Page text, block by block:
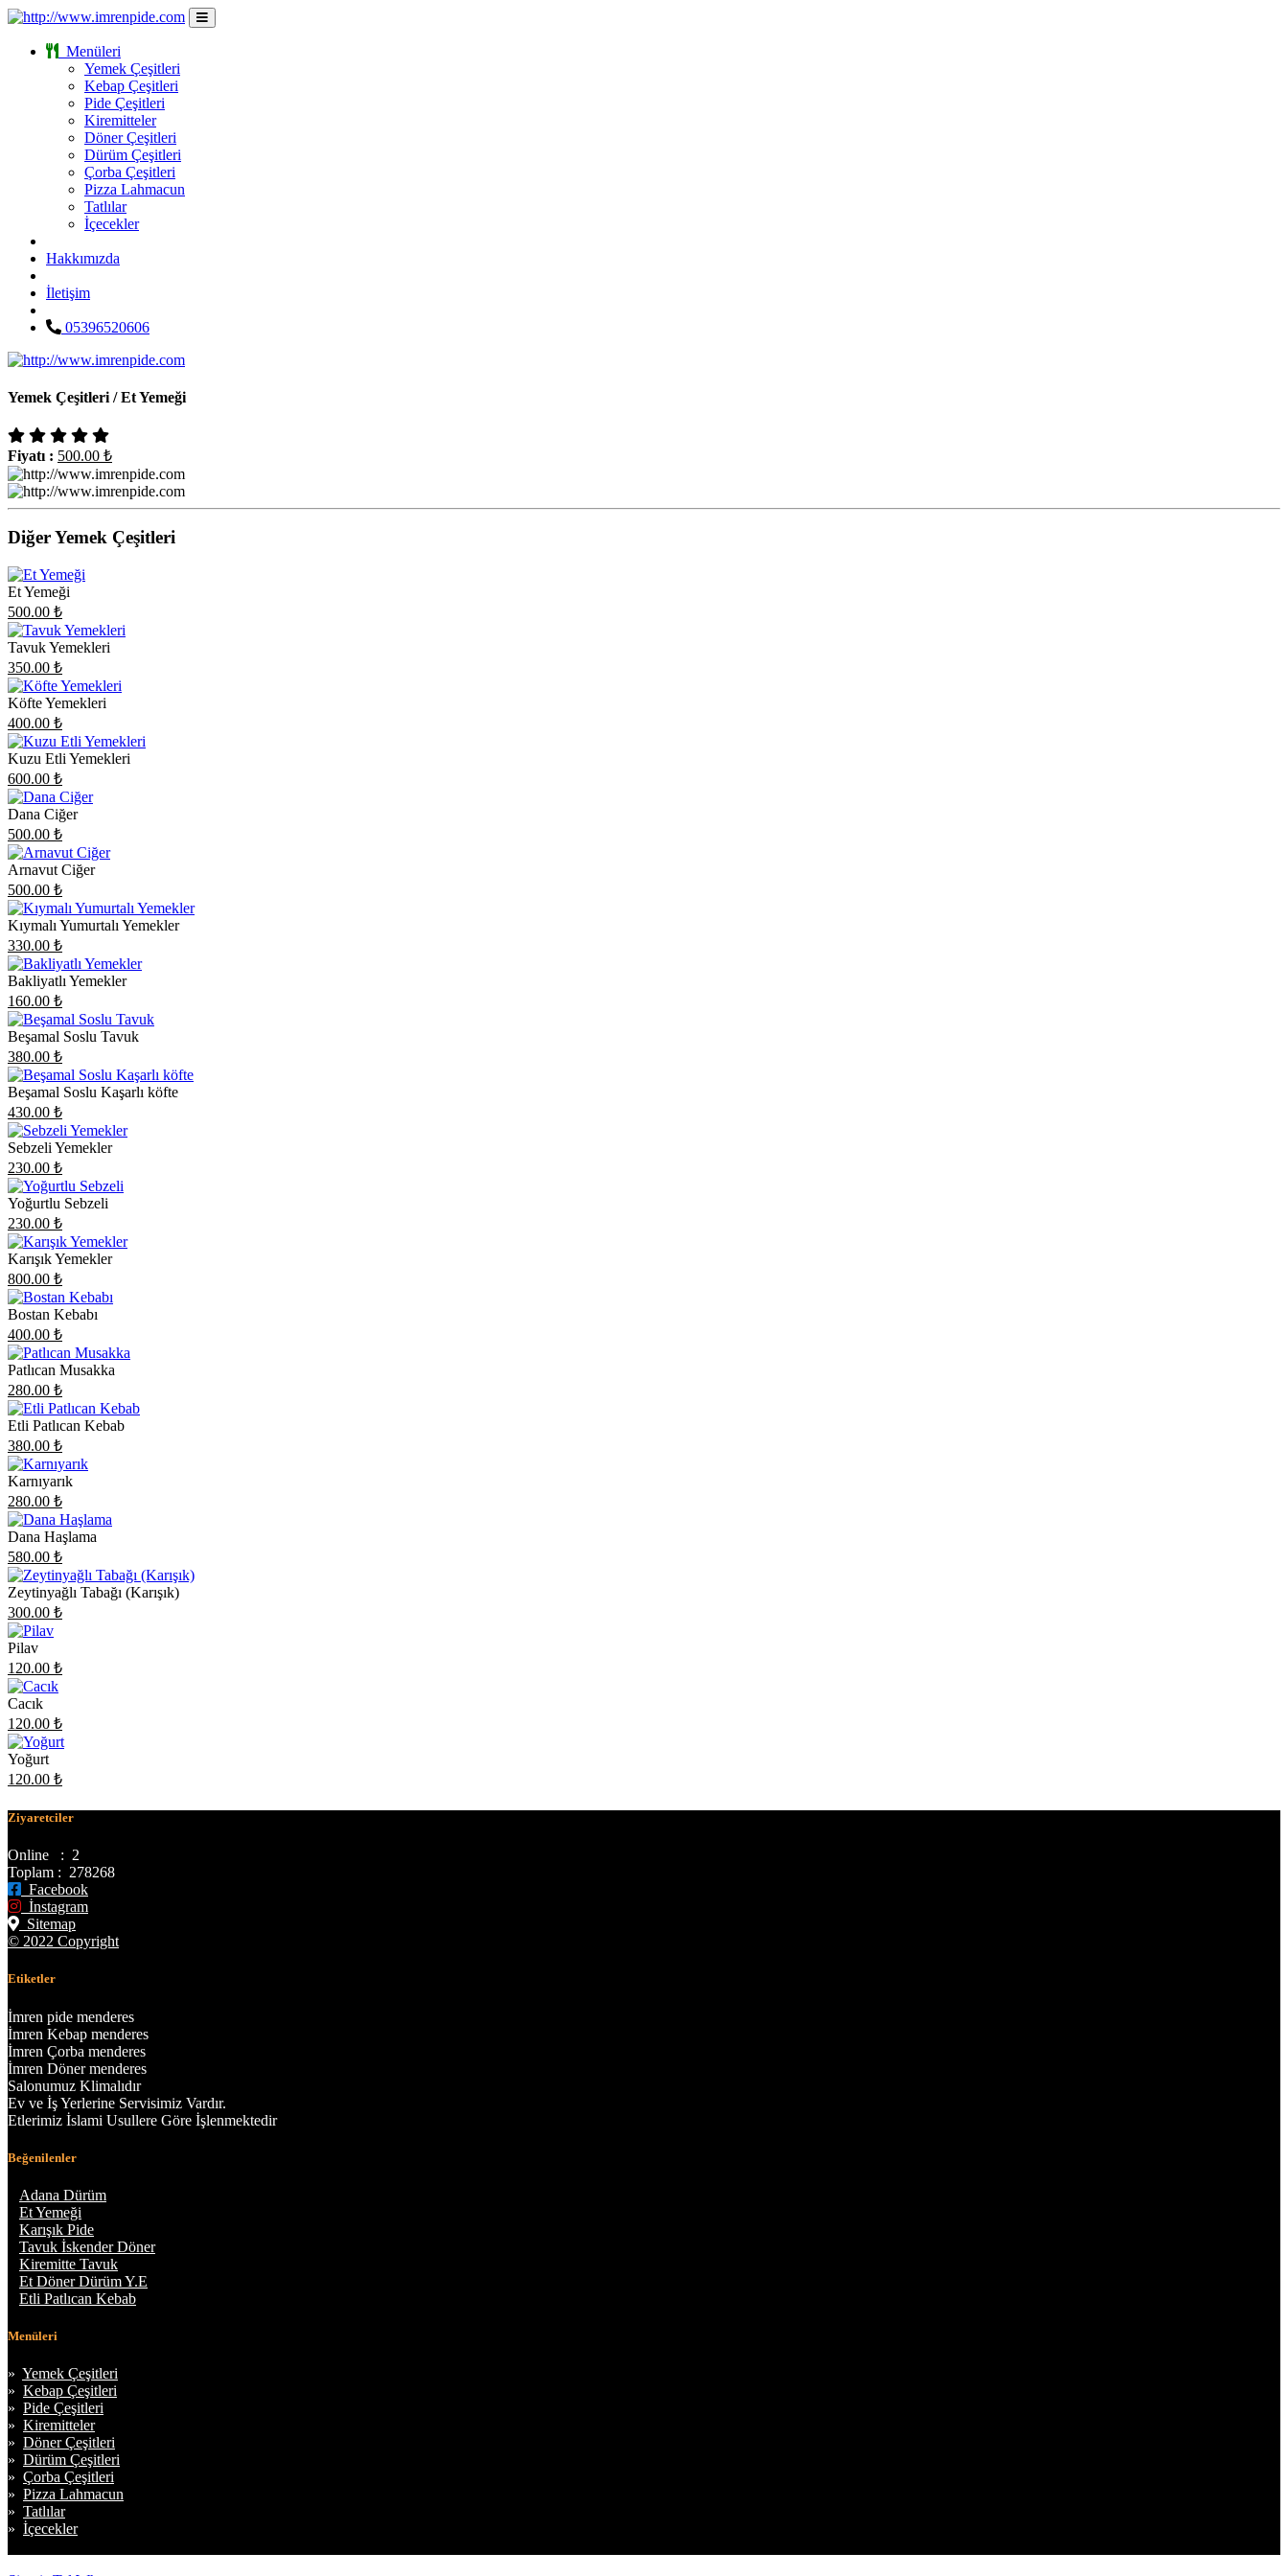
Menüleri
Yemek Çeşitleri
Kebap Çeşitleri
Pide Çeşitleri
Kiremitteler
Döner Çeşitleri
Dürüm Çeşitleri
Çorba Çeşitleri
Pizza Lahmacun
Tatlılar
İçecekler
Hakkımızda
İletişim
05396520606
Yemek Çeşitleri / Et Yemeği
Fiyatı : 500.00 ₺
Diğer Yemek Çeşitleri
Et Yemeği
500.00 ₺
Tavuk Yemekleri
350.00 ₺
Köfte Yemekleri
400.00 ₺
Kuzu Etli Yemekleri
600.00 ₺
Dana Ciğer
500.00 ₺
Arnavut Ciğer
500.00 ₺
Kıymalı Yumurtalı Yemekler
330.00 ₺
Bakliyatlı Yemekler
160.00 ₺
Beşamal Soslu Tavuk
380.00 ₺
Beşamal Soslu Kaşarlı köfte
430.00 ₺
Sebzeli Yemekler
230.00 ₺
Yoğurtlu Sebzeli
230.00 ₺
Karışık Yemekler
800.00 ₺
Bostan Kebabı
400.00 ₺
Patlıcan Musakka
280.00 ₺
Etli Patlıcan Kebab
380.00 ₺
Karnıyarık
280.00 ₺
Dana Haşlama
580.00 ₺
Zeytinyağlı Tabağı (Karışık)
300.00 ₺
Pilav
120.00 ₺
Cacık
120.00 ₺
Yoğurt
120.00 ₺
Ziyaretciler
Online : 2
Toplam : 278268
Facebook
İnstagram
Sitemap
© 2022 Copyright
Etiketler
İmren pide menderes
İmren Kebap menderes
İmren Çorba menderes
İmren Döner menderes
Salonumuz Klimalıdır
Ev ve İş Yerlerine Servisimiz Vardır.
Etlerimiz İslami Usullere Göre İşlenmektedir
Beğenilenler
Adana Dürüm
Et Yemeği
Karışık Pide
Tavuk İskender Döner
Kiremitte Tavuk
Et Döner Dürüm Y.E
Etli Patlıcan Kebab
Menüleri
» Yemek Çeşitleri
» Kebap Çeşitleri
» Pide Çeşitleri
» Kiremitteler
» Döner Çeşitleri
» Dürüm Çeşitleri
» Çorba Çeşitleri
» Pizza Lahmacun
» Tatlılar
» İçecekler